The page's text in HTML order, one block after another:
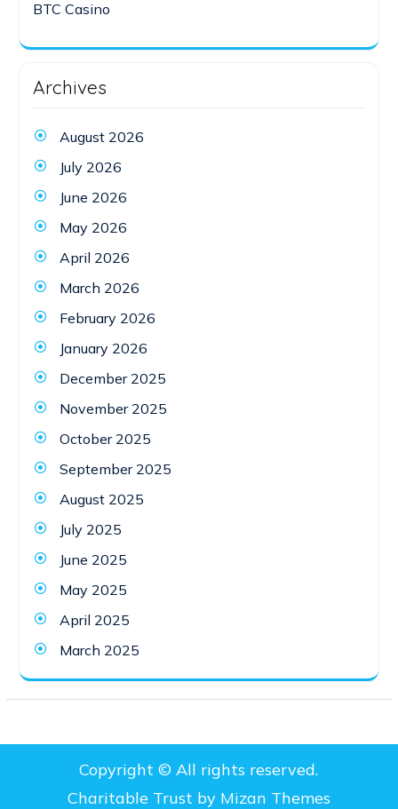
BTC Casino
Archives
August 2026
July 2026
June 2026
May 2026
April 2026
March 2026
February 2026
January 2026
December 2025
November 2025
October 2025
September 2025
August 2025
July 2025
June 2025
May 2025
April 2025
March 2025
Copyright © All rights reserved.
Charitable Trust by Mizan Themes